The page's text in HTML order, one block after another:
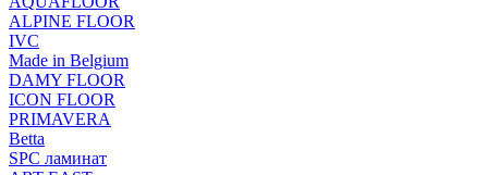
ALPINE FLOOR
IVC
Made in Belgium
DAMY FLOOR
ICON FLOOR
PRIMAVERA
Betta
SPC ламинат